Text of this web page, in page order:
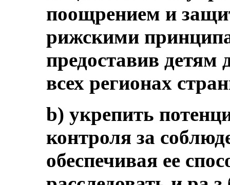
поощрением и
рижскими
предоставив детям
всех регионах
b) укрепить
контроля за
обеспечивая ее